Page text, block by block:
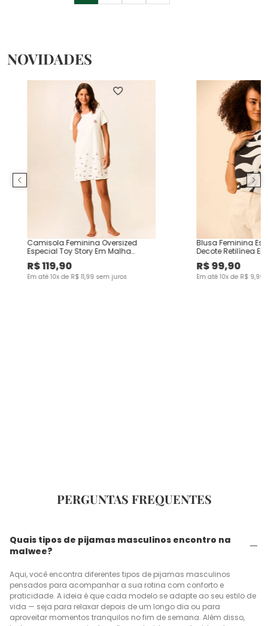
NOVIDADES
Camisola Feminina Oversized
Especial Toy Story Em Malha
Algodão
R$119,90
Em até10x de R$ 11,99 sem juros
Blusa Feminina
Decote Retilínea
Viscose
R$99,90
Em até10x de R$ 9,99
PERGUNTAS FREQUENTES
Quais tipos de pijamas masculinos encontro na
malwee?
Aqui, você encontra diferentes tipos de pijamas masculinos
pensados para acompanhar a sua rotina com conforto e
praticidade. A ideia é que cada modelo se adapte ao seu estilo de
vida — seja para relaxar depois de um longo dia ou para
aproveitar momentos tranquilos no fim de semana. Além disso,